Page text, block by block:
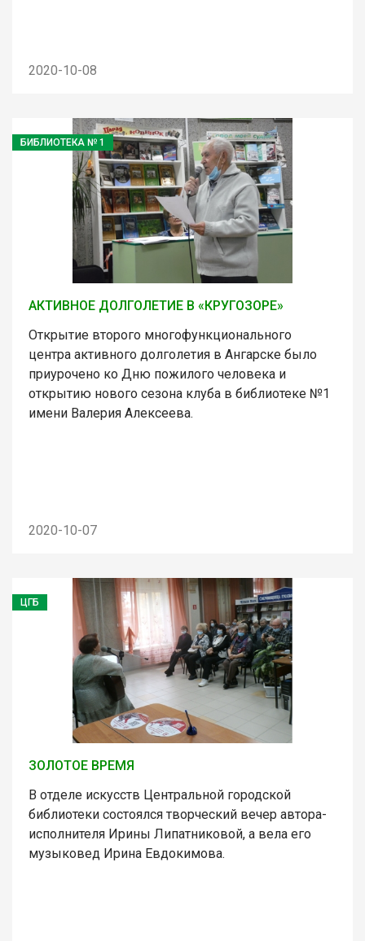
2020-10-08
БИБЛИОТЕКА № 1
АКТИВНОЕ ДОЛГОЛЕТИЕ В «КРУГОЗОРЕ»
Открытие второго многофункционального
центра активного долголетия в Ангарске было
приурочено ко Дню пожилого человека и
открытию нового сезона клуба в библиотеке №1
имени Валерия Алексеева.
2020-10-07
ЦГБ
ЗОЛОТОЕ ВРЕМЯ
В отделе искусств Центральной городской
библиотеки состоялся творческий вечер автора-
исполнителя Ирины Липатниковой, а вела его
музыковед Ирина Евдокимова.